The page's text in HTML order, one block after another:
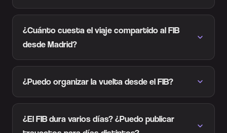
¿Cuánto cuesta el viaje compartido al FIB
desde Madrid?
¿Puedo organizar la vuelta desde el FIB?
¿El FIB dura varios días? ¿Puedo publicar